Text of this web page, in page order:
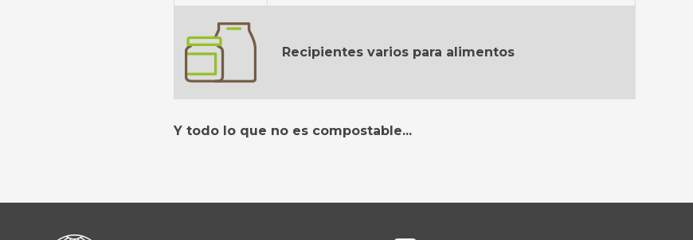
Recipientes varios para alimentos
Y todo lo que no es compostable...